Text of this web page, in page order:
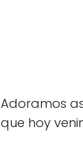
Adoramos
que hoy